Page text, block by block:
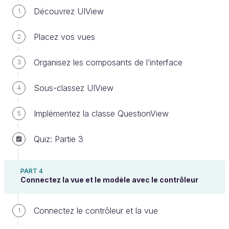
1 Découvrez UIView
2 Placez vos vues
3 Organisez les composants de l’interface
4 Sous-classez UIView
5 Implémentez la classe QuestionView
Quiz: Partie 3
PART 4
Connectez la vue et le modèle avec le contrôleur
1 Connectez le contrôleur et la vue
dossier et voyons ensemble ce qu'il comporte :
Nous avons donc 3 images différentes, de trois
formats différents. Et un dossier
l'icône de l'application en différentes tailles.
Découvrir les assets
Pour l'instant, si vous lancez votre application et
qu'ensuite, vous appuyez sur le boutonHome
simulateur, vous verrez que notre icône
d'application ressemble à ceci :